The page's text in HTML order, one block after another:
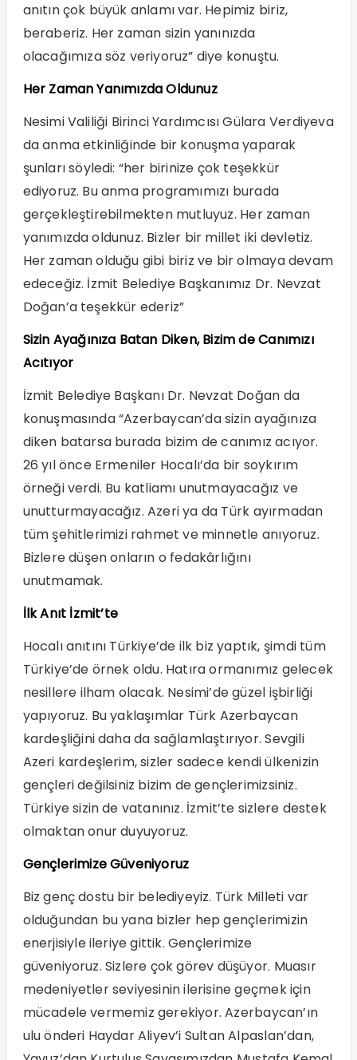
anıtın çok büyük anlamı var. Hepimiz biriz,
beraberiz. Her zaman sizin yanınızda
olacağımıza söz veriyoruz” diye konuştu.
Her Zaman Yanımızda Oldunuz
Nesimi Valiliği Birinci Yardımcısı Gülara Verdiyeva
da anma etkinliğinde bir konuşma yaparak
şunları söyledi: “her birinize çok teşekkür
ediyoruz. Bu anma programımızı burada
gerçekleştirebilmekten mutluyuz. Her zaman
yanımızda oldunuz. Bizler bir millet iki devletiz.
Her zaman olduğu gibi biriz ve bir olmaya devam
edeceğiz. İzmit Belediye Başkanımız Dr. Nevzat
Doğan’a teşekkür ederiz”
Sizin Ayağınıza Batan Diken, Bizim de Canımızı
Acıtıyor
İzmit Belediye Başkanı Dr. Nevzat Doğan da
konuşmasında “Azerbaycan’da sizin ayağınıza
diken batarsa burada bizim de canımız acıyor.
26 yıl önce Ermeniler Hocalı’da bir soykırım
örneği verdi. Bu katliamı unutmayacağız ve
unutturmayacağız. Azeri ya da Türk ayırmadan
tüm şehitlerimizi rahmet ve minnetle anıyoruz.
Bizlere düşen onların o fedakârlığını
unutmamak.
İlk Anıt İzmit’te
Hocalı anıtını Türkiye’de ilk biz yaptık, şimdi tüm
Türkiye’de örnek oldu. Hatıra ormanımız gelecek
nesillere ilham olacak. Nesimi’de güzel işbirliği
yapıyoruz. Bu yaklaşımlar Türk Azerbaycan
kardeşliğini daha da sağlamlaştırıyor. Sevgili
Azeri kardeşlerim, sizler sadece kendi ülkenizin
gençleri değilsiniz bizim de gençlerimizsiniz.
Türkiye sizin de vatanınız. İzmit’te sizlere destek
olmaktan onur duyuyoruz.
Gençlerimize Güveniyoruz
Biz genç dostu bir belediyeyiz. Türk Milleti var
olduğundan bu yana bizler hep gençlerimizin
enerjisiyle ileriye gittik. Gençlerimize
güveniyoruz. Sizlere çok görev düşüyor. Muasır
medeniyetler seviyesinin ilerisine geçmek için
mücadele vermemiz gerekiyor. Azerbaycan’ın
ulu önderi Haydar Aliyev’i Sultan Alpaslan’dan,